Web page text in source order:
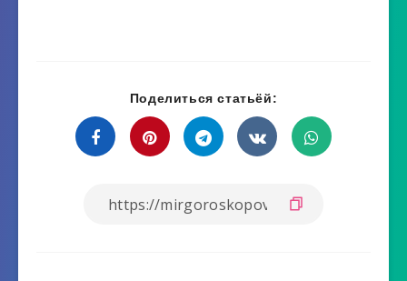
Поделиться статьёй: